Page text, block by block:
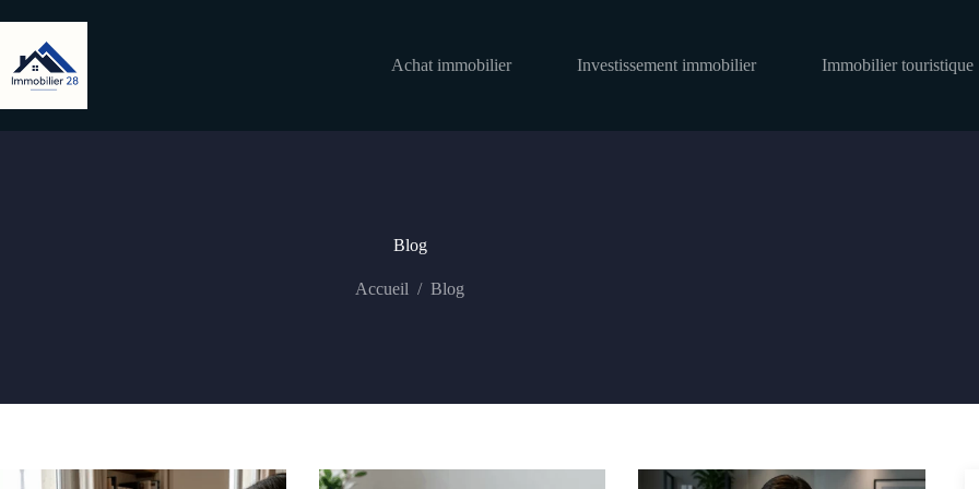
au
contenu
Achat immobilier
Investissement immobilier Immobilier touristique
Blog
Accueil / Blog